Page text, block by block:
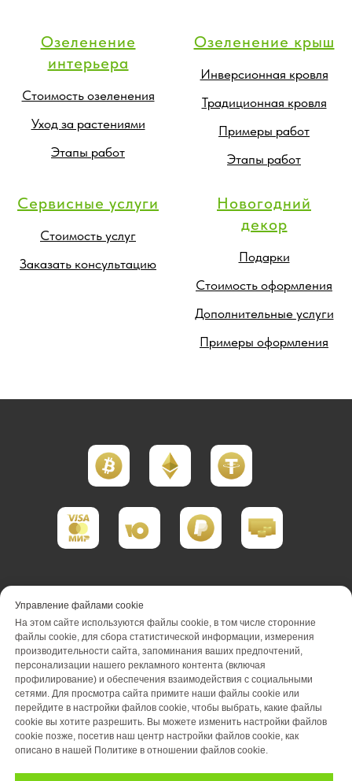
Озеленение
интерьера
Стоимость озеленения
Уход за растениями
Этапы работ
Озеленение крыш
Инверсионная кровля
Традиционная кровля
Примеры работ
Этапы работ
Сервисные услуги
Стоимость услуг
Заказать консультацию
Новогодний
декор
Подарки
Стоимость оформления
Дополнительные услуги
Примеры оформления
Портфолио проектирования
Портфолио обслуживания
Акции
Вакансии
О компании
Отзывы
Блог
Оплата Контакты
Управление файлами cookie
На этом сайте используются файлы cookie, в том числе сторонние
файлы cookie, для сбора статистической информации, измерения
производительности сайта, запоминания ваших предпочтений,
персонализации нашего рекламного контента (включая
профилирование) и обеспечения взаимодействия с социальными
сетями. Для просмотра сайта примите наши файлы cookie или
перейдите в настройки файлов cookie, чтобы выбрать, какие файлы
cookie вы хотите разрешить. Вы можете изменить настройки файлов
cookie позже, посетив наш центр настройки файлов cookie, как
описано в нашей Политике в отношении файлов cookie.